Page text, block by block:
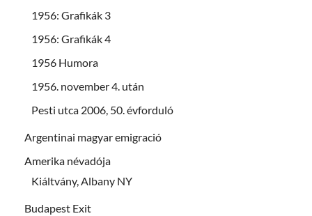
1956: Grafikák 3
1956: Grafikák 4
1956 Humora
1956. november 4. után
Pesti utca 2006, 50. évforduló
Argentinai magyar emigració
Amerika névadója
Kiáltvány, Albany NY
Budapest Exit